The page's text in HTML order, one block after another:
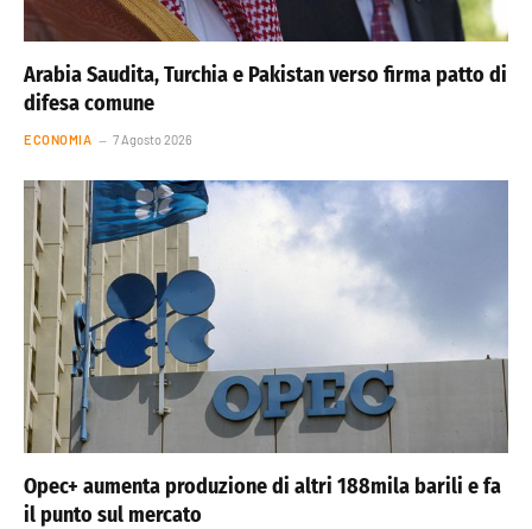
Arabia Saudita, Turchia e Pakistan verso firma patto di
difesa comune
ECONOMIA 7 Agosto 2026
Opec+ aumenta produzione di altri 188mila barili e fa
il punto sul mercato